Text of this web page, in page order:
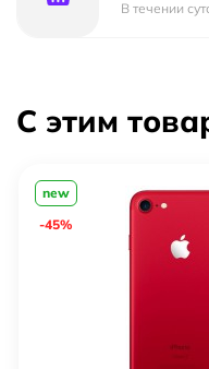
В течении
С этим
new
-45%